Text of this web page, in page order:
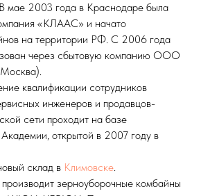
мае 2003 года в Краснодаре была
«КЛААС» и начато
на территории РФ. С 2006 года
через сбытовую компанию ООО
квалификации сотрудников
инженеров и продавцов-
сети проходит на базе
открытой в 2007 году в
склад в Климовске.
зерноуборочные комбайны